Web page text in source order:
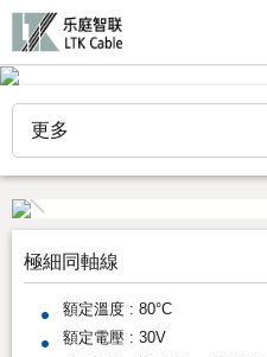
更多
極細同軸線
額定溫度 : 80°C
額定電壓 : 30V